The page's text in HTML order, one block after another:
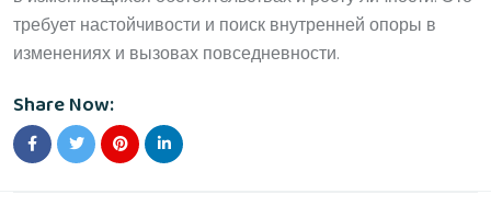
требует настойчивости и поиск внутренней опоры в
изменениях и вызовах повседневности.
Share Now: